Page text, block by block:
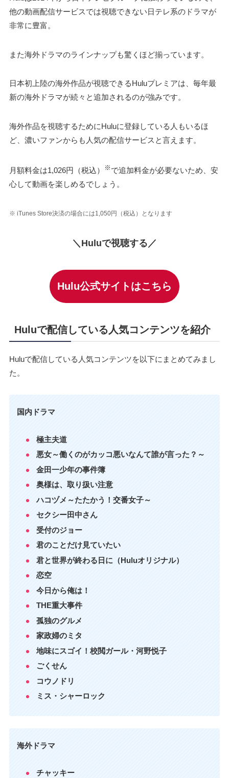
他の動画配信サービスでは視聴できない日テレ系のドラマが
非常に豊富。
また海外ドラマのラインナップも驚くほど揃っています。
日本初上陸の海外作品が視聴できるHuluプレミアは、毎年最
新の海外ドラマが続々と追加されるのが強みです。
海外作品を視聴するためにHuluに登録している人もいるほ
ど、濃いファンからも人気の配信サービスと言えます。
月額料金は1,026円（税込） ※ で追加料金が必要ないため、安
心して動画を楽しめるでしょう。
※ iTunes Store決済の場合には1,050円（税込）となります
＼Huluで視聴する／
Hulu公式サイトはこちら
Huluで配信している人気コンテンツを紹介
Huluで配信している人気コンテンツを以下にまとめてみまし
た。
国内ドラマ
極主夫道
悪女～働くのがカッコ悪いなんて誰が言った？～
金田一少年の事件簿
奥様は、取り扱い注意
ハコヅメ～たたかう！交番女子～
セクシー田中さん
受付のジョー
君のことだけ見ていたい
君と世界が終わる日に（Huluオリジナル）
恋空
今日から俺は！
THE重大事件
孤独のグルメ
家政婦のミタ
地味にスゴイ！校閲ガール・河野悦子
ごくせん
コウノドリ
ミス・シャーロック
海外ドラマ
チャッキー